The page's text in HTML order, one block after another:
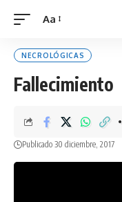
Font
Aa
NECROLÓGICAS
Fallecimiento
Publicado 30 diciembre, 2017